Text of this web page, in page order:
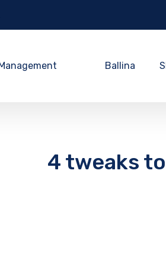
Ballina
4 tweaks